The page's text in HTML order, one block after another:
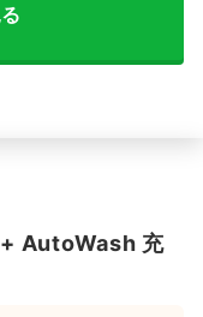
よかったと思える
AutoWash 充